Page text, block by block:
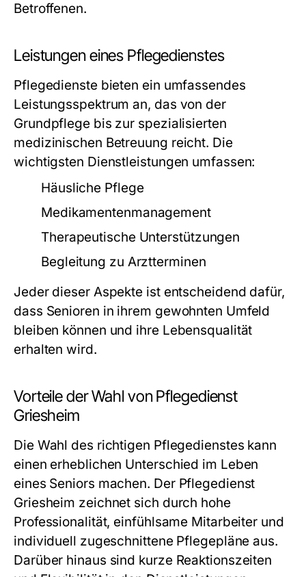
Betroffenen.
Leistungen eines Pflegedienstes
Pflegedienste bieten ein umfassendes
Leistungsspektrum an, das von der
Grundpflege bis zur spezialisierten
medizinischen Betreuung reicht. Die
wichtigsten Dienstleistungen umfassen:
Häusliche Pflege
Medikamentenmanagement
Therapeutische Unterstützungen
Begleitung zu Arztterminen
Jeder dieser Aspekte ist entscheidend dafür,
dass Senioren in ihrem gewohnten Umfeld
bleiben können und ihre Lebensqualität
erhalten wird.
Vorteile der Wahl von Pflegedienst
Griesheim
Die Wahl des richtigen Pflegedienstes kann
einen erheblichen Unterschied im Leben
eines Seniors machen. Der Pflegedienst
Griesheim zeichnet sich durch hohe
Professionalität, einfühlsame Mitarbeiter und
individuell zugeschnittene Pflegepläne aus.
Darüber hinaus sind kurze Reaktionszeiten